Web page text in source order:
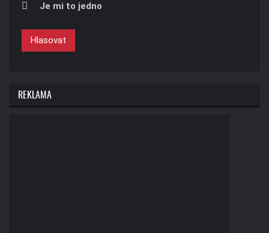
Je mi to jedno
Hlasovat
REKLAMA